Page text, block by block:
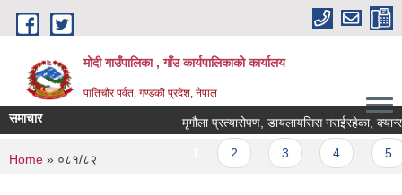
Skip to main content
मोदी गाउँपालिका , गाँउ कार्यपालिकाको कार्यालय
पातिचौर पर्वत, गण्डकी प्रदेश, नेपाल
समाचार मृगौला प्रत्यारोपण, डायलायसिस गराईरहेका, क्यान्सर
Pages
You are here
Home » ०८१/८२